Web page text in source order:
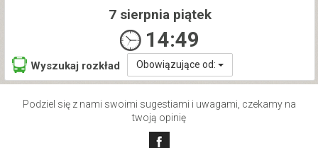
7 sierpnia piątek
14:49
Wyszukaj rozkład Obowiązujące od:
Podziel się z nami swoimi sugestiami i uwagami, czekamy na
twoją opinię